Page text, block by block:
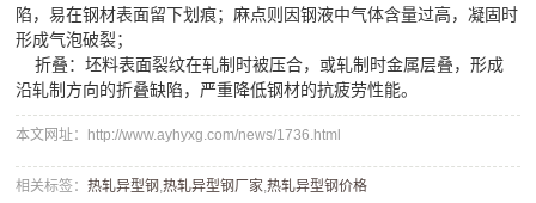
陷，易在钢材表面留下划痕；麻点则因钢液中气体含量过高，凝固时
形成气泡破裂；
折叠：坯料表面裂纹在轧制时被压合，或轧制时金属层叠，形成
沿轧制方向的折叠缺陷，严重降低钢材的抗疲劳性能。
本文网址：http://www.ayhyxg.com/news/1736.html
相关标签：热轧异型钢,热轧异型钢厂家,​热轧异型钢价格